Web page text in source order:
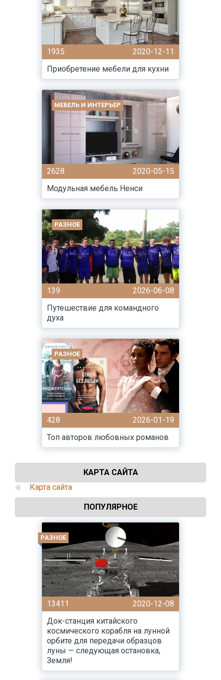
1935
2020-12-11
Приобретение мебели для кухни
МЕБЕЛЬ И ИНТЕРЬЕР
2628
2020-05-15
Модульная мебель Ненси
РАЗНОЕ
139
2026-06-08
Путешествие для командного
духа
РАЗНОЕ
428
2026-01-19
Топ авторов любовных романов
КАРТА САЙТА
Карта сайта
ПОПУЛЯРНОЕ
РАЗНОЕ
13411
2020-12-08
Док-станция китайского
космического корабля на лунной
орбите для передачи образцов
луны — следующая остановка,
Земля!